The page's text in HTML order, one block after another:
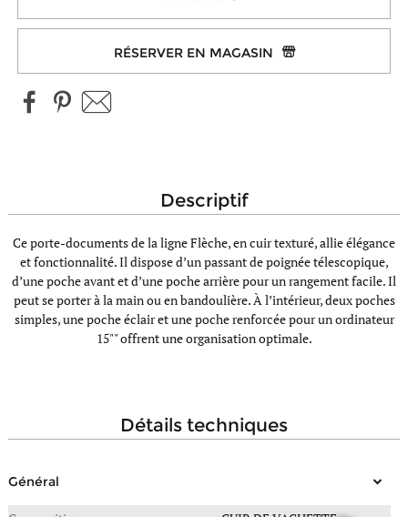
RÉSERVER EN MAGASIN
descriptif
Ce porte-documents de la ligne Flèche, en cuir texturé, allie élégance
et fonctionnalité. Il dispose d’un passant de poignée télescopique,
d’une poche avant et d’une poche arrière pour un rangement facile. Il
peut se porter à la main ou en bandoulière. À l’intérieur, deux poches
simples, une poche éclair et une poche renforcée pour un ordinateur
15"" offrent une organisation optimale.
détails techniques
Général